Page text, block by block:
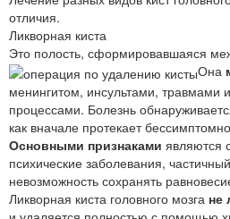
отличия.
Ликворная киста
Это полость, сформировавшаяся
Она
менингитом, инсультами, травмами
процессами. Болезнь
как вначале протекает
Основными признаками являются
психические заболевания,
невозможность сохранять
Ликворная киста головного мозга не